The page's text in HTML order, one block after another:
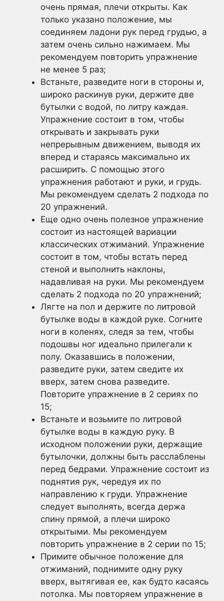
очень прямая, плечи открыты. Как
только указано положение, мы
соединяем ладони рук перед грудью, а
затем очень сильно нажимаем. Мы
рекомендуем повторить упражнение
не менее 5 раз;
Встаньте, разведите ноги в стороны и,
широко раскинув руки, держите две
бутылки с водой, по литру каждая.
Упражнение состоит в том, чтобы
открывать и закрывать руки
непрерывным движением, выводя их
вперед и стараясь максимально их
расширить. С помощью этого
упражнения работают и руки, и грудь.
Мы рекомендуем сделать 2 подхода по
20 упражнений.
Еще одно очень полезное упражнение
состоит из настоящей вариации
классических отжиманий. Упражнение
состоит в том, чтобы встать перед
стеной и выполнить наклоны,
надавливая на руки. Мы рекомендуем
сделать 2 подхода по 20 упражнений;
Лягте на пол и держите по литровой
бутылке воды в каждой руке. Согните
ноги в коленях, следя за тем, чтобы
подошвы ног идеально прилегали к
полу. Оказавшись в положении,
разведите руки, затем сведите их
вверх, затем снова разведите.
Повторите упражнение в 2 сериях по
15;
Встаньте и возьмите по литровой
бутылке воды в каждую руку. В
исходном положении руки, держащие
бутылочки, должны быть расслаблены
перед бедрами. Упражнение состоит из
поднятия рук, чередуя их по
направлению к груди. Упражнение
следует выполнять, всегда держа
спину прямой, а плечи широко
открытыми. Мы рекомендуем
повторить упражнение в 2 серии по 15;
Примите обычное положение для
отжиманий, поднимите одну руку
вверх, вытягивая ее, как будто касаясь
потолка. Мы повторяем упражнение в